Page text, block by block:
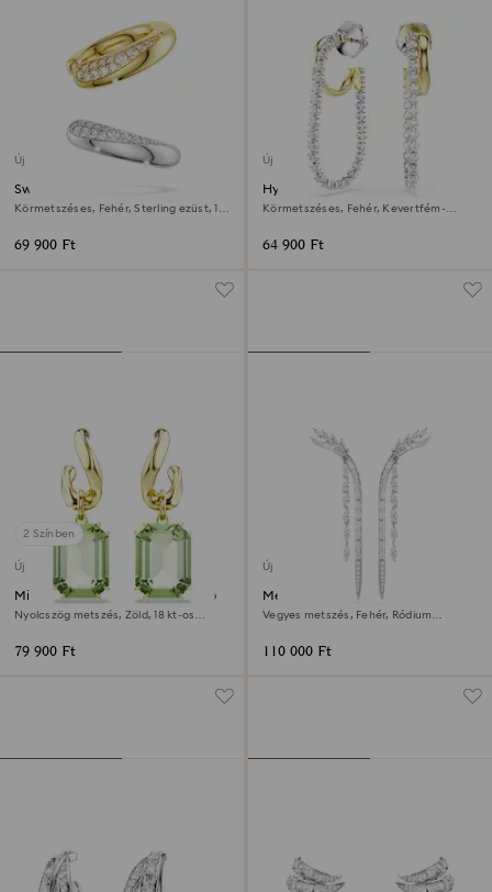
Új
Swarovski Classica fülgyűrű
Körmetszéses, Fehér, Sterling ezüst, 18
69 900 Ft
Új
Hyperbola fülbevalók
Körmetszéses, Fehér, Kevertfém-
64 900 Ft
2 Színben
Új
Millenia csepp alakú fülbevaló
Nyolcszög metszés, Zöld, 18 kt-os
79 900 Ft
Új
Mesmera fülbevalók
Vegyes metszés, Fehér, Ródium
110 000 Ft